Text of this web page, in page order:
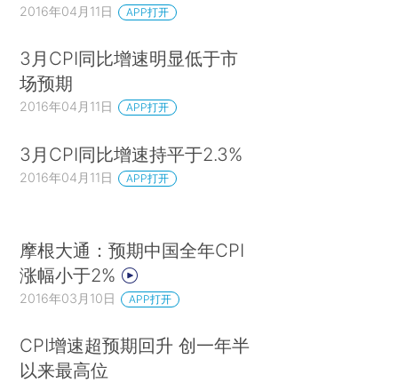
2016年04月11日 APP打开
3月CPI同比增速明显低于市
场预期
2016年04月11日 APP打开
3月CPI同比增速持平于2.3%
2016年04月11日 APP打开
摩根大通：预期中国全年CPI
涨幅小于2%
2016年03月10日 APP打开
CPI增速超预期回升 创一年半
以来最高位